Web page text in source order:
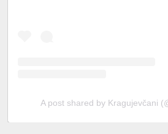
A post shared by Kragujevčani